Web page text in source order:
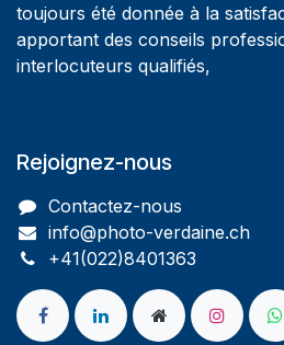
toujours été donnée à la
apportant des conseils
interlocuteurs qualifiés,
Rejoignez-nous
Contactez-nous
info@photo-verdaine.ch​
​​+41(022)8401363